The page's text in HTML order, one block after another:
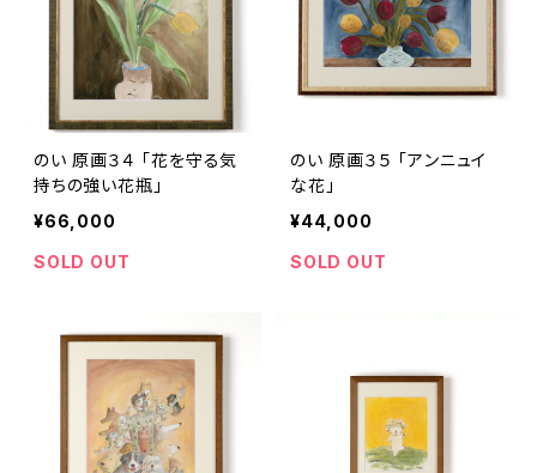
のい 原画３４ 「花を守る気
持ちの強い花瓶」
¥66,000
SOLD OUT
のい 原画３５ 「アンニュイ
な花」
¥44,000
SOLD OUT